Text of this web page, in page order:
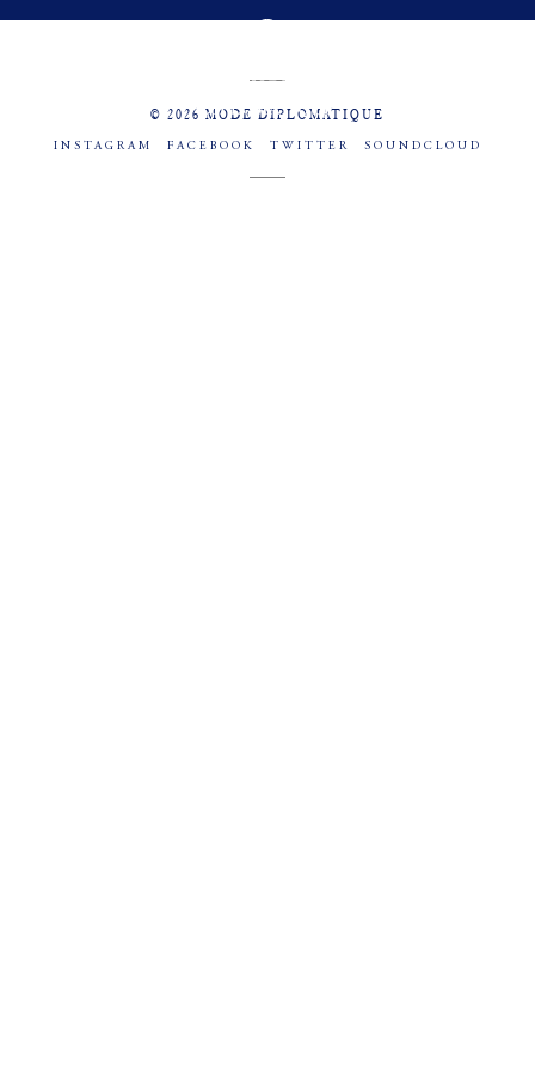
© 2026 MODE DIPLOMATIQUE
INSTAGRAM FACEBOOK TWITTER SOUNDCLOUD